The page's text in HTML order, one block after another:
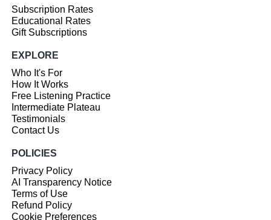
Subscription Rates
Educational Rates
Gift Subscriptions
EXPLORE
Who It's For
How It Works
Free Listening Practice
Intermediate Plateau
Testimonials
Contact Us
POLICIES
Privacy Policy
AI Transparency Notice
Terms of Use
Refund Policy
Cookie Preferences